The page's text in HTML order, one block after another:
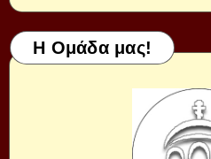
Η Ομάδα μας!